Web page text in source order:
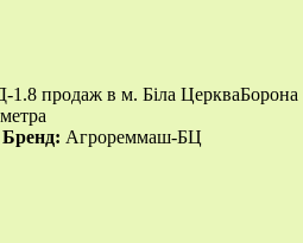
1.8 продаж в м. Біла Церква​ Борона
Бренд: Агрореммаш-БЦ